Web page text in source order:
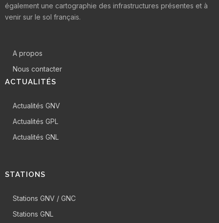
également une cartographie des infrastructures présentes et à
venir sur le sol français.
A propos
Nous contacter
ACTUALITÉS
Actualités GNV
Actualités GPL
Actualités GNL
STATIONS
Stations GNV / GNC
Stations GNL